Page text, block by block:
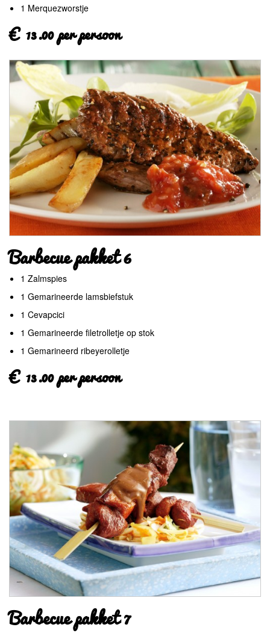
1 Merquezworstje
€ 13.00 per persoon
Barbecue pakket 6
1 Zalmspies
1 Gemarineerde lamsbiefstuk
1 Cevapcici
1 Gemarineerde filetrolletje op stok
1 Gemarineerd ribeyerolletje
€ 13.00 per persoon
Barbecue pakket 7